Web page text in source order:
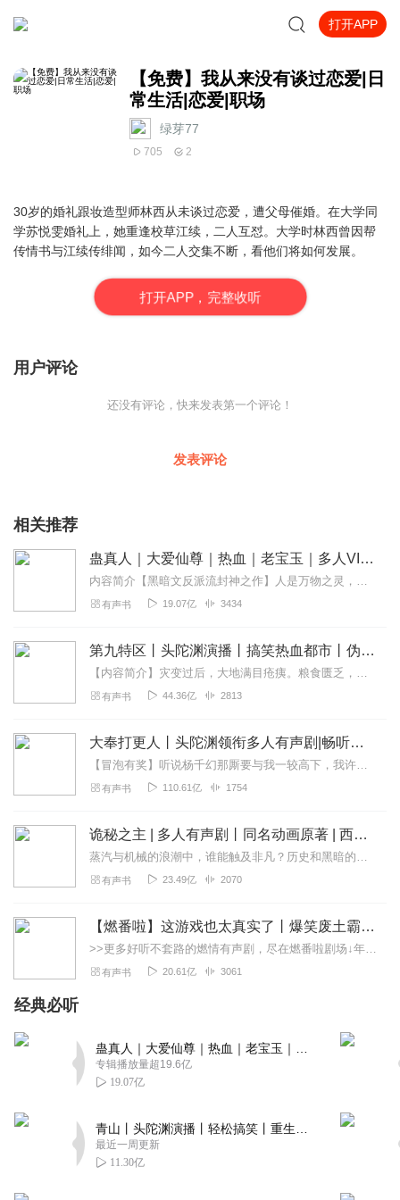
打开APP
【免费】我从来没有谈过恋爱|日
常生活|恋爱|职场
绿芽77
705 2
30岁的婚礼跟妆造型师林西从未谈过恋爱，遭父母催婚。在大学同
学苏悦雯婚礼上，她重逢校草江续，二人互怼。大学时林西曾因帮
传情书与江续传绯闻，如今二人交集不断，看他们将如何发展。
打开APP，完整收听
用户评论
还没有评论，快来发表第一个评论！
发表评论
相关推荐
蛊真人｜大爱仙尊｜热血｜老宝玉｜多人VIP免费有声剧
内容简介【黑暗文反派流封神之作】人是万物之灵，蛊是天地真精。一个穿越者不断重生的故事。一个养蛊、炼蛊、用蛊的奇特世界。配音组（男角色）老宝玉旁白...
有声书 19.07亿 3434
第九特区丨头陀渊演播丨搞笑热血都市丨伪戒丨VIP免费多人有声剧
【内容简介】灾变过后，大地满目疮痍。粮食匮乏，资源紧俏，局势混乱……一位从待规划区杀出来的青年，背对着漫天黄沙，孤身来到九区谋生，却不曾想偶然结识三五好友，一念...
有声书 44.36亿 2813
大奉打更人丨头陀渊领衔多人有声剧|畅听全集|王鹤棣、田曦薇主演影视剧原著|卖报小郎君
【冒泡有奖】听说杨千幻那厮要与我一较高下，我许七安要开始装叉了！快进入声音播放页戳下方输入框，冒个泡偷偷告诉我，我要用哪些诗词才能胜过他？说得好的，有赏！202...
有声书 110.61亿 1754
诡秘之主 | 多人有声剧丨同名动画原著 | 西幻克苏鲁 | 乌贼作品
蒸汽与机械的浪潮中，谁能触及非凡？历史和黑暗的迷雾里，又是谁在耳语？我从诡秘中醒来，睁眼看见这个世界：枪械，大炮，巨舰，飞空艇，差分机；魔药，占卜，诅咒，倒吊人...
有声书 23.49亿 2070
【燃番啦】这游戏也太真实了丨爆笑废土霸榜神作丨紫襟剧社制作
>>更多好听不套路的燃情有声剧，尽在燃番啦剧场↓年度重磅推荐本专辑为VIP免费专辑每天上午10点5集更新，订阅可以听到最新内容哦！每周抽一个专辑五星优质评论送...
有声书 20.61亿 3061
经典必听
专辑播放量超19.6亿
19.07亿
最近一周更新
11.30亿